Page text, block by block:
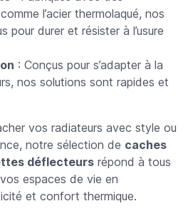
l’acier thermolaqué, nos
pour durer et résister à l’usure
: Conçus pour s’adapter à la
nos solutions sont rapides et
vos radiateurs avec style ou
notre sélection de caches
déflecteurs répond à tous
espaces de vie en
et confort thermique.